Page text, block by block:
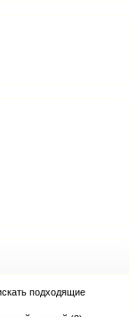
подходящие